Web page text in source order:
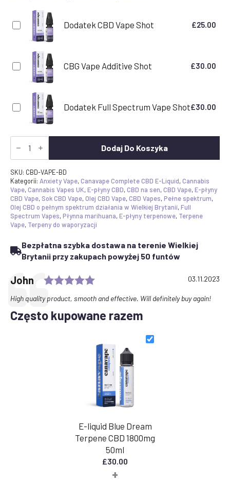
Dodatek CBD Vape Shot £25.00
CBG Vape Additive Shot £30.00
Dodatek Full Spectrum Vape Shot£30.00
Ilość
Blue
CBD
E-
liquid
1800mg
50ml
Dodaj Do Koszyka
SKU: CBD-VAPE-BD
Kategorii: Anxiety Vape,Canavape Complete CBD E-Liquid,Cannabis
Vape,Cannabis Vapes UK,E-płyny CBD,CBD na sen,CBD Vape,E-płyny
CBD Vape, Sok CBD Vape,Olej CBD Vape,CBD Vapes,Pełne spektrum,
Olej CBD o pełnym spektrum działania w Wielkiej Brytanii,Full
Spectrum Vapes,Płynna marihuana,E-płyny terpenowe, Terpene
Vape, Terpeny do waporyzacji
Bezpłatna szybka dostawa na terenie Wielkiej
Brytanii przy zakupach powyżej 50 funtów
Testimonial
Author:
John Rating: 5.0 out of 5 stars
Date:
03.11.2023
Text:
High quality product, smooth and effective. Will definitely buy again!
Często kupowane razem
E-liquid Blue Dream
Terpene CBD 1800mg
50ml
£30.00
+